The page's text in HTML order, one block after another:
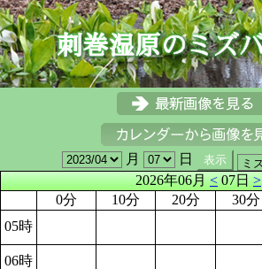
月
日
2026年06月<07日>
0分
10分 20分 30分
05時
06時